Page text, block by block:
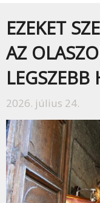
EZEKET
AZ
LEGSZEBB
2026. július 24.